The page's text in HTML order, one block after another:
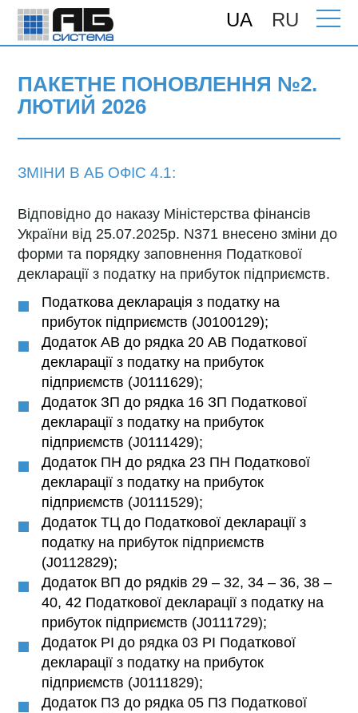
UA RU
Головна>Підтримка>Поновлення>
ПАКЕТНЕ ПОНОВЛЕННЯ №2.
ЛЮТИЙ 2026
ЗМІНИ В АБ ОФІС 4.1:
Відповідно до наказу Міністерства фінансів
України від 25.07.2025р. N371 внесено зміни до
форми та порядку заповнення Податкової
декларації з податку на прибуток підприємств.
Податкова декларація з податку на
прибуток підприємств (J0100129);
Додаток АВ до рядка 20 АВ Податкової
декларації з податку на прибуток
підприємств (J0111629);
Додаток ЗП до рядка 16 ЗП Податкової
декларації з податку на прибуток
підприємств (J0111429);
Додаток ПН до рядка 23 ПН Податкової
декларації з податку на прибуток
підприємств (J0111529);
Додаток ТЦ до Податкової декларації з
податку на прибуток підприємств
(J0112829);
Додаток ВП до рядків 29 – 32, 34 – 36, 38 –
40, 42 Податкової декларації з податку на
прибуток підприємств (J0111729);
Додаток РІ до рядка 03 РІ Податкової
декларації з податку на прибуток
підприємств (J0111829);
Додаток ПЗ до рядка 05 ПЗ Податкової